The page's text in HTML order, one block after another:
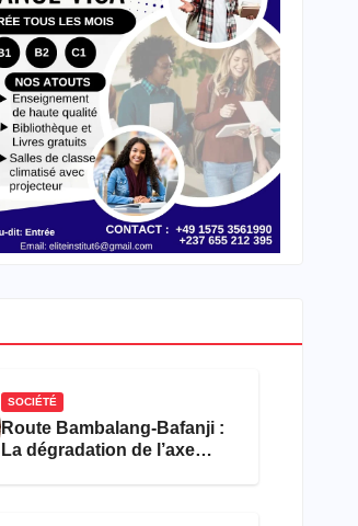
SOCIÉTÉ
Route Bambalang-Bafanji :
La dégradation de l’axe